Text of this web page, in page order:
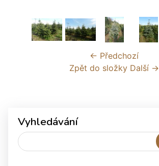
← Předchozí
Zpět do složky Další →
Vyhledávání